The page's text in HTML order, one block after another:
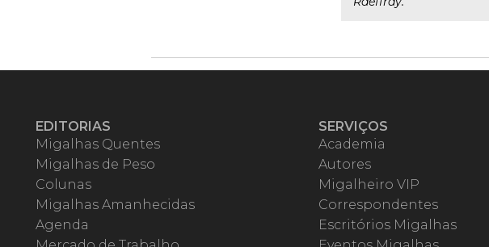
EDITORIAS
Migalhas Quentes
Migalhas de Peso
Colunas
Migalhas Amanhecidas
Agenda
SERVIÇOS
Academia
Autores
Migalheiro VIP
Correspondentes
Escritórios Migalhas